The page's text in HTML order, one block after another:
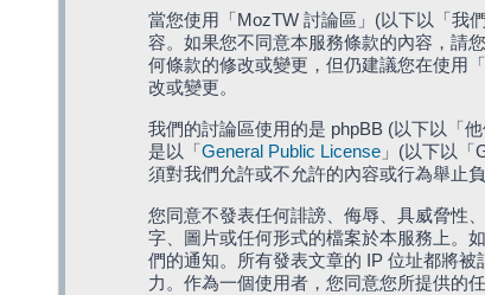
當您使用「MozTW 討論區」(以下以「我
容。如果您不同意本服務條款的內容，請
何條款的修改或變更，但仍建議您在使用
改或變更。
我們的討論區使用的是 phpBB (以下以「
是以「 General Public License」(以下以「
須對我們允許或不允許的內容或行為舉止
您同意不發表任何誹謗、侮辱、具威脅性
字、圖片或任何形式的檔案於本服務上。
們的通知。所有發表文章的 IP 位址都將
力。作為一個使用者，您同意您所提供的